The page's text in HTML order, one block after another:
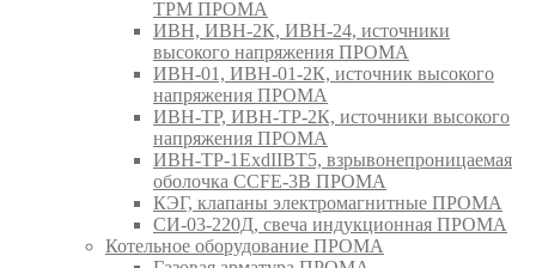
ТРМ ПРОМА
ИВН, ИВН-2К, ИВН-24, источники
высокого напряжения ПРОМА
ИВН-01, ИВН-01-2К, источник высокого
напряжения ПРОМА
ИВН-ТР, ИВН-ТР-2К, источники высокого
напряжения ПРОМА
ИВН-ТР-1ExdIIBT5, взрывонепроницаемая
оболочка CCFE-3B ПРОМА
КЭГ, клапаны электромагнитные ПРОМА
СИ-03-220Д, свеча индукционная ПРОМА
Котельное оборудование ПРОМА